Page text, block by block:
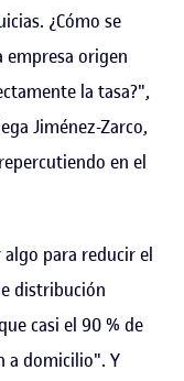
¿Cómo se
empresa origen
la tasa?",
Jiménez-Zarco,
en el
para reducir el
distribución
casi el 90 % de
a domicilio". Y